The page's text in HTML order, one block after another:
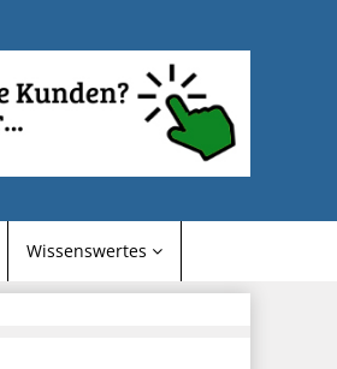
Wissenswertes